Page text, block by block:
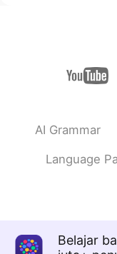
すごいで
ことも学
AI Grammar
Language
Belajar